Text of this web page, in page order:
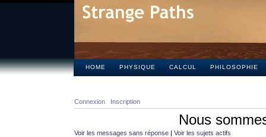
HOME PHYSIQUE CALCUL PHILOSOPHIE
Connexion Inscription
Nous
Voir les messages sans réponse | Voir les sujets actifs